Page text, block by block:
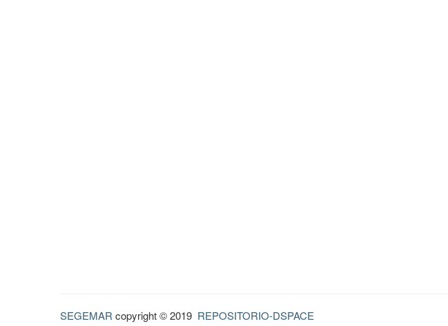
SEGEMAR copyright © 2019 REPOSITORIO-DSPACE